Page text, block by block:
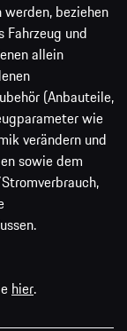
beziehen
und
allein
(Anbauteile,
wie
verändern und
sowie dem
hier.